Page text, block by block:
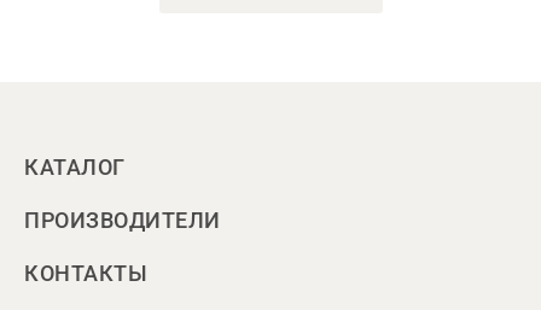
КАТАЛОГ
ПРОИЗВОДИТЕЛИ
КОНТАКТЫ